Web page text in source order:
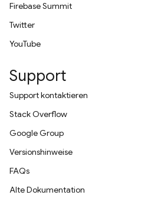
Firebase Summit
Twitter
YouTube
Support
Support kontaktieren
Stack Overflow
Google Group
Versionshinweise
FAQs
Alte Dokumentation